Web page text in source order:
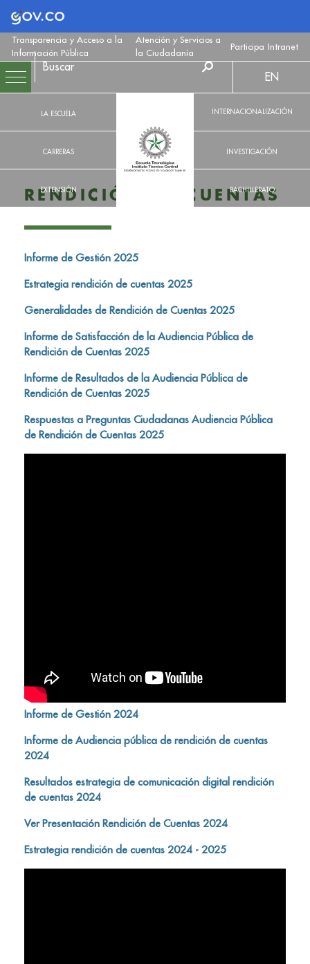
Logo Gobierno de Colombia
Transparencia y Acceso a la
Información Pública
Atención y Servicios a
la Ciudadanía
Participa Intranet
LA ESCUELA
CARRERAS
EXTENSIÓN
EN
INTERNACIONALIZACIÓN
INVESTIGACIÓN
BACHILLERATO
RENDICIÓN DE CUENTAS
Informe de Gestión 2025
Estrategia rendición de cuentas 2025
Generalidades de Rendición de Cuentas 2025
Informe de Satisfacción de la Audiencia Pública de
Rendición de Cuentas 2025
Informe de Resultados de la Audiencia Pública de
Rendición de Cuentas 2025
Respuestas a Preguntas Ciudadanas Audiencia Pública
de Rendición de Cuentas 2025
Informe de Gestión 2024
Informe de Audiencia pública de rendición de cuentas
2024
Resultados estrategia de comunicación digital rendición
de cuentas 2024
Ver Presentación Rendición de Cuentas 2024
Estrategia rendición de cuentas 2024 - 2025